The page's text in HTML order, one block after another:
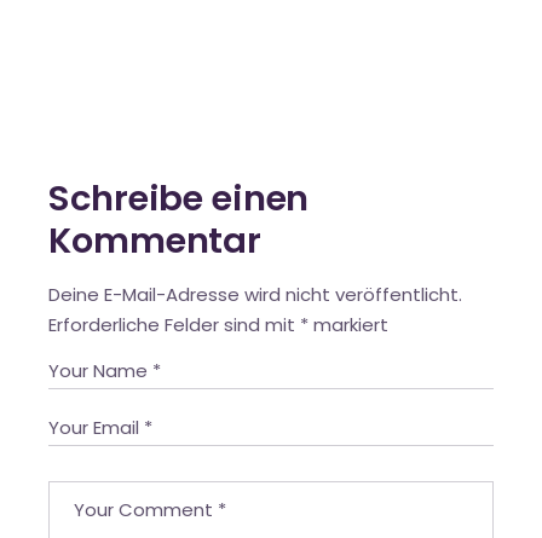
Schreibe einen
Kommentar
Deine E-Mail-Adresse wird nicht veröffentlicht.
Erforderliche Felder sind mit * markiert